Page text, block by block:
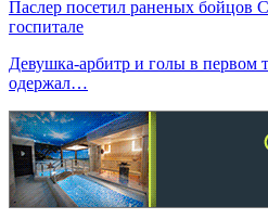
Паслер посетил раненых бойцов
госпитале
Девушка-арбитр и голы в первом
одержал…